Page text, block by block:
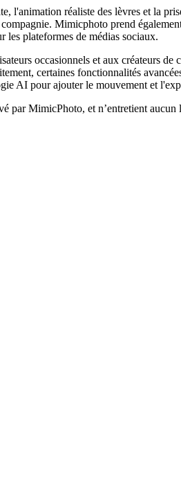
l'animation réaliste des lèvres et la
Mimicphoto prend
les plateformes de médias sociaux.
occasionnels et aux créateurs de
certaines fonctionnalités
AI pour ajouter le mouvement et
par MimicPhoto, et n’entretient